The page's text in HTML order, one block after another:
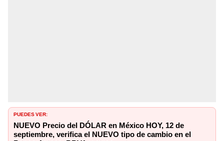
PUEDES VER:
NUEVO Precio del DÓLAR en México HOY, 12 de
septiembre, verifica el NUEVO tipo de cambio en el